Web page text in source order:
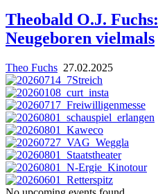
Theobald O.J. Fuchs:
Neugeboren vielmals
Theo Fuchs 27.02.2025